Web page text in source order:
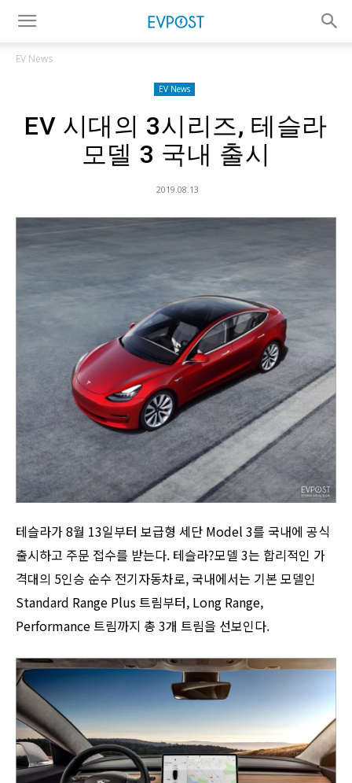
EV News
EV News
EV 시대의 3시리즈, 테슬라
모델 3 국내 출시
2019.08.13
테슬라가 8월 13일부터 보급형 세단 Model 3를 국내에 공식
출시하고 주문 접수를 받는다. 테슬라?모델 3는 합리적인 가
격대의 5인승 순수 전기자동차로, 국내에서는 기본 모델인
Standard Range Plus 트림부터, Long Range,
Performance 트림까지 총 3개 트림을 선보인다.